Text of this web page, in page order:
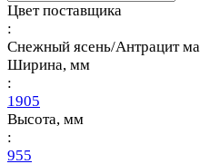
Цвет поставщика
:
Снежный ясень/Антрацит
Ширина, мм
:
1905
Высота, мм
:
955